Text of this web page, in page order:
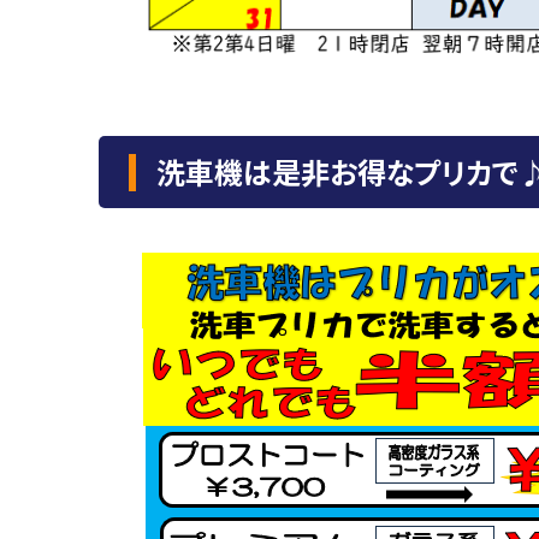
洗車機は是非お得なプリカ